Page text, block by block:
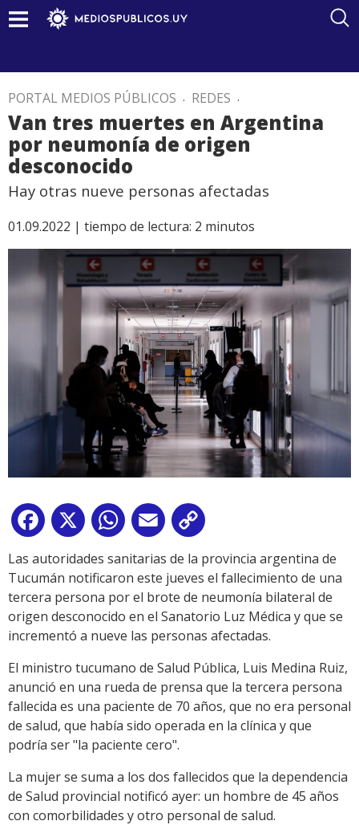
PORTAL MEDIOS PÚBLICOS . REDES .
Van tres muertes en Argentina
por neumonía de origen
desconocido
Hay otras nueve personas afectadas
01.09.2022 | tiempo de lectura: 2 minutos
Facebook
X WhatsApp
Email
Link
Las autoridades sanitarias de la provincia argentina de
Tucumán notificaron este jueves el fallecimiento de una
tercera persona por el brote de neumonía bilateral de
origen desconocido en el Sanatorio Luz Médica y que se
incrementó a nueve las personas afectadas.
El ministro tucumano de Salud Pública, Luis Medina Ruiz,
anunció en una rueda de prensa que la tercera persona
fallecida es una paciente de 70 años, que no era personal
de salud, que había sido operada en la clínica y que
podría ser "la paciente cero".
La mujer se suma a los dos fallecidos que la dependencia
de Salud provincial notificó ayer: un hombre de 45 años
con comorbilidades y otro personal de salud.